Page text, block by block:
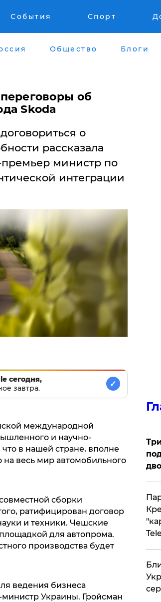
События Спорт
Общество Блоги
об
Skoda
о
рассказала
министр по
интеграции
сегодня,
завтра.
✓
международной
и научно-
в нашей стране, вполне
на весь мир автомобильного
сборки
ратифицирован договор
и техники. Чешские
для автопрома.
производства будет
ведения бизнеса
Украины. Гройсман